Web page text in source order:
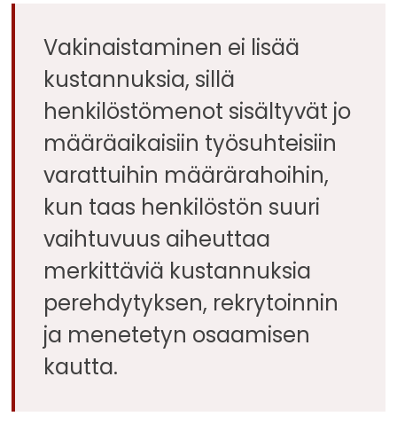
Vakinaistaminen ei lisää
kustannuksia, sillä
henkilöstömenot sisältyvät jo
määräaikaisiin työsuhteisiin
varattuihin määrärahoihin,
kun taas henkilöstön suuri
vaihtuvuus aiheuttaa
merkittäviä kustannuksia
perehdytyksen, rekrytoinnin
ja menetetyn osaamisen
kautta.